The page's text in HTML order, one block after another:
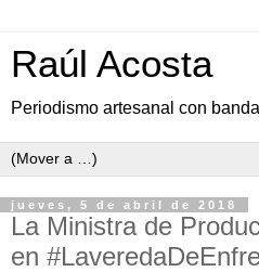
Raúl Acosta
Periodismo artesanal con
jueves, 5 de abril de 2018
La Ministra de
en